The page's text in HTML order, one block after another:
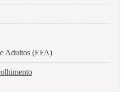
Adultos (EFA)